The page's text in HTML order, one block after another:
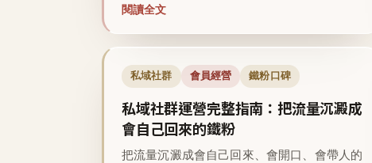
閱讀全文
私域社群 會員經營 鐵粉口碑
私域社群運營完整指南：把流量沉澱成
會自己回來的鐵粉
把流量沉澱成會自己回來、會開口、會帶人的